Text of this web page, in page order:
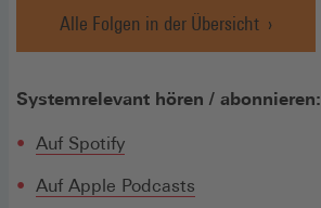
Alle Folgen in der Übersicht
Systemrelevant hören / abonnieren:
Auf Spotify(Öffnet
einem
Auf Apple Podcasts